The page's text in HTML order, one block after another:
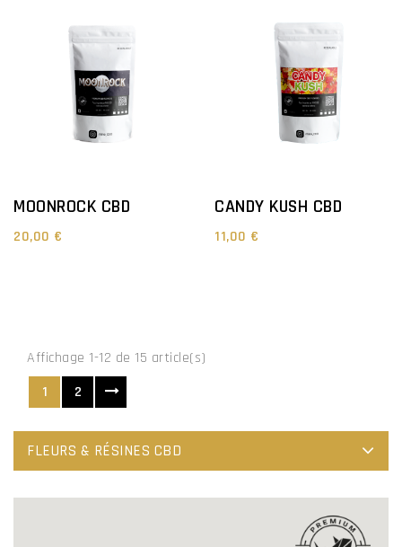
MOONROCK CBD
20,00 €
CANDY KUSH CBD
11,00 €
Affichage 1-12 de 15 article(s)
1
2
FLEURS & RÉSINES CBD